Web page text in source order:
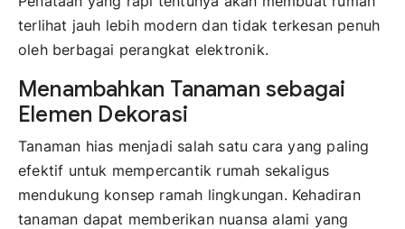
terlihat jauh lebih modern dan tidak terkesan penuh
oleh berbagai perangkat elektronik.
Menambahkan Tanaman sebagai
Elemen Dekorasi
Tanaman hias menjadi salah satu cara yang paling
efektif untuk mempercantik rumah sekaligus
mendukung konsep ramah lingkungan. Kehadiran
tanaman dapat memberikan nuansa alami yang